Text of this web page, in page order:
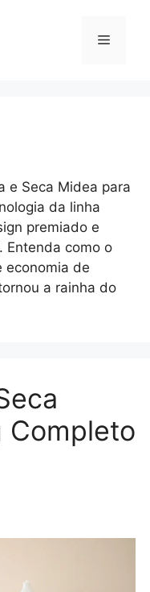
Menu
e Seca Midea para
da linha
premiado e
Entenda como o
economia de
a rainha do
Completo